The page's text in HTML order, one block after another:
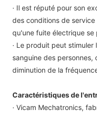
· Il est réputé pour son
des conditions de
qu'une fuite électrique se
· Le produit peut stimuler
sanguine des
diminution de la
Caractéristiques de
· Vicam Mechatronics,